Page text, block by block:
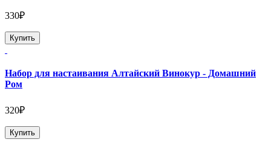
330₽
Купить
Набор для настаивания Алтайский Винокур - Домашний
Ром
320₽
Купить